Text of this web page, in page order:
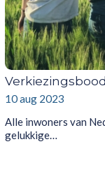
10 aug 2023
Alle inwoners van
gelukkige…